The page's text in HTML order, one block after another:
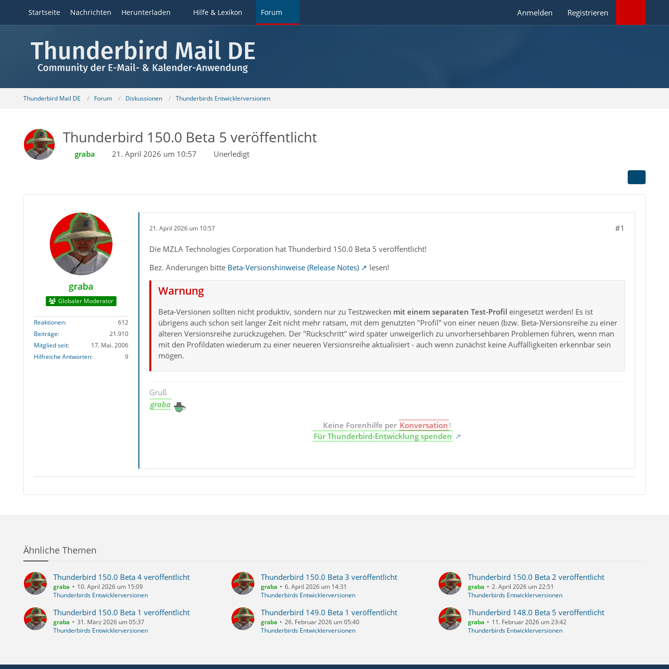
Startseite Nachrichten Herunterladen Hilfe & Lexikon Forum Anmelden Registrieren
Thunderbird Mail DE Forum Diskussionen Thunderbirds Entwicklerversionen
Thunderbird 150.0 Beta 5 veröffentlicht
graba 21. April 2026 um 10:57 Unerledigt
graba
Globaler Moderator
Reaktionen
612
Beiträge
21.910
Mitglied seit
17. Mai. 2006
Hilfreiche Antworten
9
21. April 2026 um 10:57 #1
Die MZLA Technologies Corporation hat Thunderbird 150.0 Beta 5 veröffentlicht!
Bez. Änderungen bitte Beta-Versionshinweise (Release Notes) lesen!
Warnung
Beta-Versionen sollten nicht produktiv, sondern nur zu Testzwecken mit einem separaten Test-Profil eingesetzt werden! Es ist
übrigens auch schon seit langer Zeit nicht mehr ratsam, mit dem genutzten "Profil" von einer neuen (bzw. Beta-)Versionsreihe zu einer
älteren Versionsreihe zurückzugehen. Der "Rückschritt" wird später unweigerlich zu unvorhersehbaren Problemen führen, wenn man
mit den Profildaten wiederum zu einer neueren Versionsreihe aktualisiert - auch wenn zunächst keine Auffälligkeiten erkennbar sein
mögen.
Gruß
graba
Keine Forenhilfe per Konversation !
Für Thunderbird-Entwicklung spenden
Ähnliche Themen
Thunderbird 150.0 Beta 4 veröffentlicht
graba
10. April 2026 um 15:09
Thunderbirds Entwicklerversionen
Thunderbird 150.0 Beta 3 veröffentlicht
graba
6. April 2026 um 14:31
Thunderbirds Entwicklerversionen
Thunderbird 150.0 Beta 2 veröffentlicht
graba
2. April 2026 um 22:51
Thunderbirds Entwicklerversionen
Thunderbird 150.0 Beta 1 veröffentlicht
graba
31. März 2026 um 05:37
Thunderbirds Entwicklerversionen
Thunderbird 149.0 Beta 1 veröffentlicht
graba
26. Februar 2026 um 05:40
Thunderbirds Entwicklerversionen
Thunderbird 148.0 Beta 5 veröffentlicht
graba
11. Februar 2026 um 23:42
Thunderbirds Entwicklerversionen